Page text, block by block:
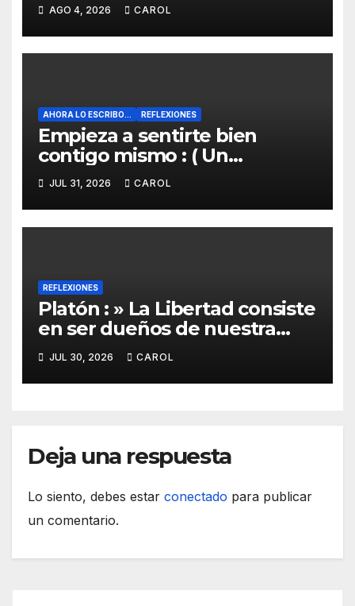
AGO 4, 2026 CAROL
AHORA LO ESCRIBO... REFLEXIONES
Empieza a sentirte bien
contigo mismo : ( Un
pensamiento al aire):
JUL 31, 2026 CAROL
REFLEXIONES
Platón : » La Libertad consiste
en ser dueños de nuestra
Propia Vida»
JUL 30, 2026 CAROL
Deja una respuesta
Lo siento, debes estar conectado para publicar
un comentario.